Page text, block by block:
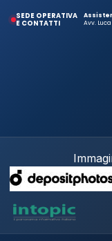
SEDE OPERATIVA
E CONTATTI
Avv.